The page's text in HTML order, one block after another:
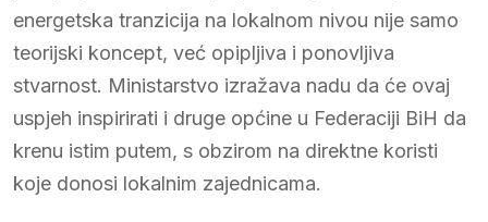
energetska tranzicija na lokalnom nivou nije samo
teorijski koncept, već opipljiva i ponovljiva
stvarnost. Ministarstvo izražava nadu da će ovaj
uspjeh inspirirati i druge općine u Federaciji BiH da
krenu istim putem, s obzirom na direktne koristi
koje donosi lokalnim zajednicama.